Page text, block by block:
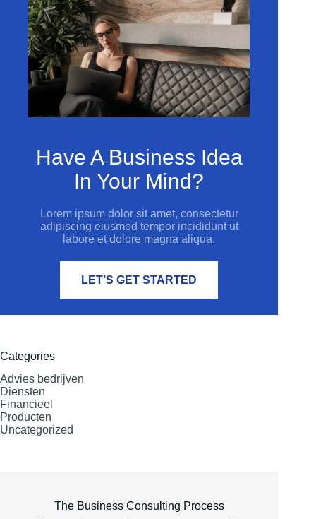
Have A Business Idea
In Your Mind?
Lorem ipsum dolor sit amet, consectetur
adipiscing eiusmod tempor incididunt ut
labore et dolore magna aliqua.
LET’S GET STARTED
Categories
Advies bedrijven
Diensten
Financieel
Producten
Uncategorized
The Business Consulting Process